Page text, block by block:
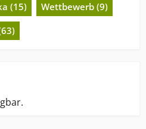
(15)
Wettbewerb (9)